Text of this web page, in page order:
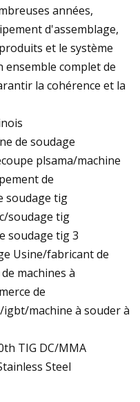
années,
d'assemblage,
et le système
complet de
la cohérence et la
de soudage
plsama/machine
de
soudage tig
soudage tig
soudage tig 3
Usine/fabricant de
machines à
de
machine à souder à